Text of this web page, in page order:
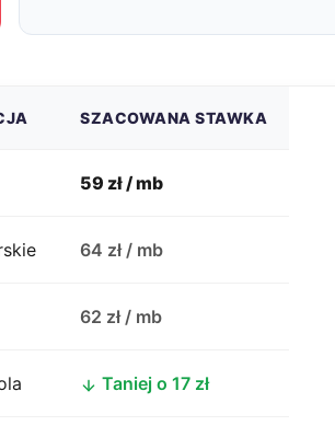
SZACOWANA STAWKA
59 zł / mb
64 zł / mb
62 zł / mb
Taniej o 17 zł